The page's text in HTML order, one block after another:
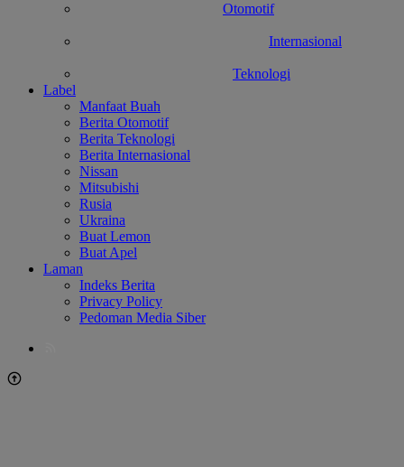
Otomotif
Internasional
Teknologi
Label
Manfaat Buah
Berita Otomotif
Berita Teknologi
Berita Internasional
Nissan
Mitsubishi
Rusia
Ukraina
Buat Lemon
Buat Apel
Laman
Indeks Berita
Privacy Policy
Pedoman Media Siber